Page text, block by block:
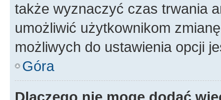
także wyznaczyć czas trwania
umożliwić użytkownikom
możliwych do ustawienia opcji
Góra